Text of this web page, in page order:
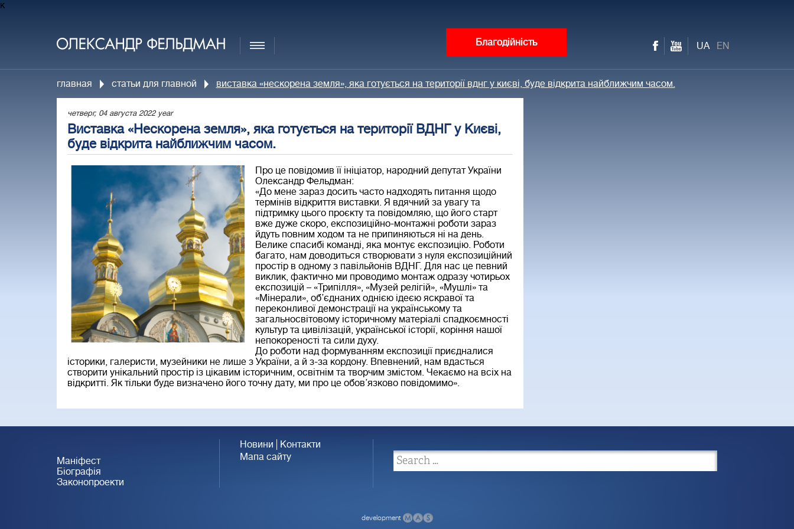
к
Благодійність UA EN
главная статьи для главной виставка «нескорена земля», яка готується на території вднг у києві, буде відкрита найближчим часом.
четверг, 04 августа 2022 year
Виставка «Нескорена земля», яка готується на території ВДНГ у Києві,
буде відкрита найближчим часом.
Про це повідомив її ініціатор, народний депутат України
Олександр Фельдман:
«До мене зараз досить часто надходять питання щодо
термінів відкриття виставки. Я вдячний за увагу та
підтримку цього проєкту та повідомляю, що його старт
вже дуже скоро, експозиційно-монтажні роботи зараз
йдуть повним ходом та не припиняються ні на день.
Велике спасибі команді, яка монтує експозицію. Роботи
багато, нам доводиться створювати з нуля експозиційний
простір в одному з павільйонів ВДНГ. Для нас це певний
виклик, фактично ми проводимо монтаж одразу чотирьох
експозицій – «Трипілля», «Музей релігій», «Мушлі» та
«Мінерали», об’єднаних однією ідеєю яскравої та
переконливої демонстрації на українському та
загальносвітовому історичному матеріалі спадкоємності
культур та цивілізацій, української історії, коріння нашої
непокореності та сили духу.
До роботи над формуванням експозиції приєдналися
історики, галеристи, музейники не лише з України, а й з-за кордону. Впевнений, нам вдасться
створити унікальний простір із цікавим історичним, освітнім та творчим змістом. Чекаємо на всіх на
відкритті. Як тільки буде визначено його точну дату, ми про це обов’язково повідомимо».
Маніфест
Біографія
Законопроекти
Новини
Контакти
Мапа сайту
development